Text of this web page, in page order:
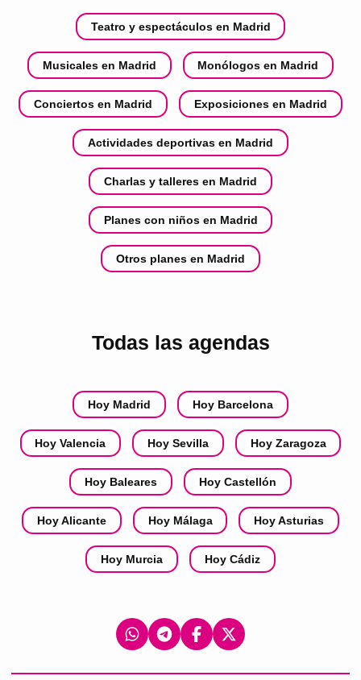
Teatro y espectáculos en Madrid
Musicales en Madrid Monólogos en Madrid
Conciertos en Madrid Exposiciones en Madrid
Actividades deportivas en Madrid
Charlas y talleres en Madrid
Planes con niños en Madrid
Otros planes en Madrid
Todas las agendas
Hoy Madrid Hoy Barcelona
Hoy Valencia Hoy Sevilla Hoy Zaragoza
Hoy Baleares Hoy Castellón
Hoy Alicante Hoy Málaga Hoy Asturias
Hoy Murcia Hoy Cádiz